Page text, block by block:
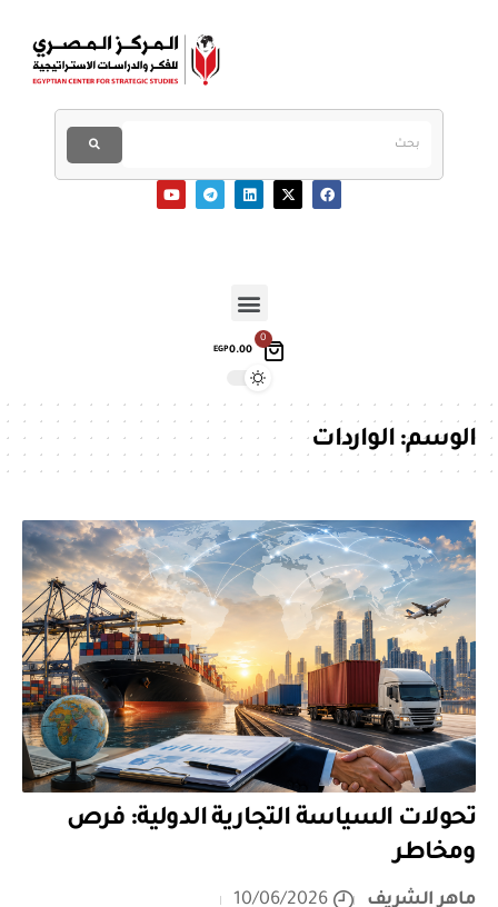
0
EGP0.00
الوسم:الواردات
تحولات السياسة التجارية الدولية: فرص
ومخاطر
ماهر الشريف
10/06/2026